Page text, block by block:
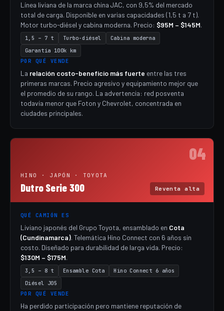
Línea liviana de la marca china JAC, con 9,5% del mercado
total de carga. Disponible en varias capacidades (1,5 t a 7 t).
Motor turbo-diésel y cabina moderna. Precio: $95M – $145M.
1,5 – 7 t Turbo-diésel
Cabina moderna
Garantía 100k km
POR QUÉ VENDE
La relación costo-beneficio más fuerte entre las tres
primeras marcas. Precio agresivo y equipamiento mejor que
el promedio de su rango. La advertencia: red posventa
todavía menor que Foton y Chevrolet, concentrada en
ciudades principales.
04
HINO · JAPÓN · TOYOTA
Dutro Serie 300 Reventa alta
QUÉ CAMIÓN ES
Liviano japonés del Grupo Toyota, ensamblado en Cota
(Cundinamarca). Telemática Hino Connect con 6 años sin
costo. Diseñado para durabilidad de larga vida. Precio:
$130M – $175M.
3,5 – 8 t Ensamble Cota
Hino Connect 6 años
Diésel J05
POR QUÉ VENDE
Ha perdido participación pero mantiene reputación de